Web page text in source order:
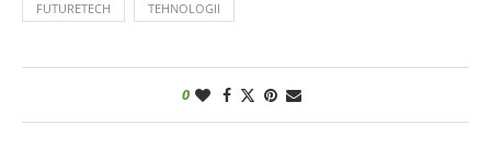
FUTURETECH TEHNOLOGII
0